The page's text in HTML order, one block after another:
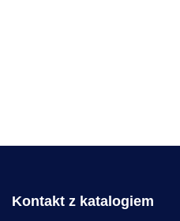
Kontakt z katalogiem